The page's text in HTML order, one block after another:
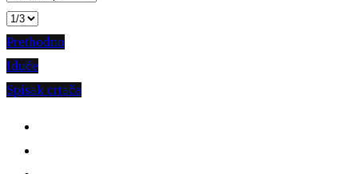
Prethodno
Iduće
Spisak crtača